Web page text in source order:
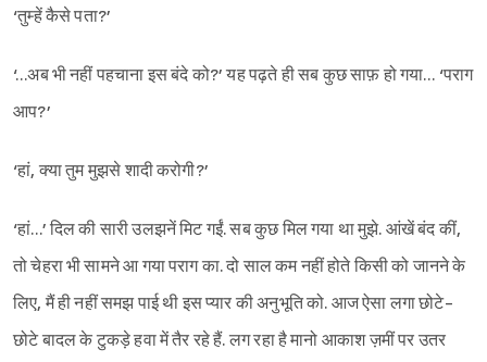
‘तुम्हें कैसे पता?’
‘…अब भी नहीं पहचाना इस बंदे को?’ यह पढ़ते ही सब कुछ साफ़ हो गया… ‘पराग
आप?’
‘हां, क्या तुम मुझसे शादी करोगी?’
‘हां…’ दिल की सारी उलझनें मिट गईं. सब कुछ मिल गया था मुझे. आंखें बंद कीं,
तो चेहरा भी सामने आ गया पराग का. दो साल कम नहीं होते किसी को जानने के
लिए, मैं ही नहीं समझ पाई थी इस प्यार की अनुभूति को. आज ऐसा लगा छोटे-
छोटे बादल के टुकड़े हवा में तैर रहे हैं. लग रहा है मानो आकाश ज़मीं पर उतर